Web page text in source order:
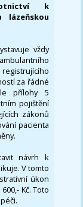
k
lázeňskou
vždy
za řádné
přílohy 5
pojištění
zákonů
pacienta
návrh k
V tomto
úkon
Kč. Toto